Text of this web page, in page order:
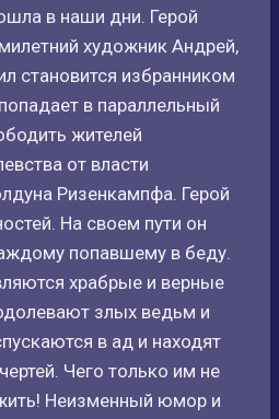
в наши дни. Герой
художник Андрей,
становится избранником
в параллельный
жителей
от власти
Ризенкампфа. Герой
На своем пути он
попавшему в беду.
храбрые и верные
злых ведьм и
в ад и находят
Чего только им не
Неизменный юмор и